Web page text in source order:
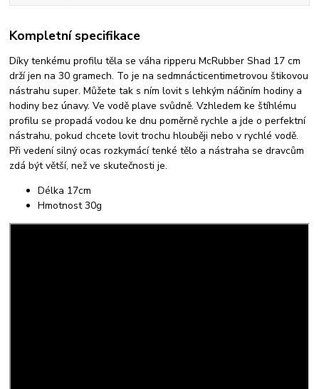
Kompletní specifikace
Díky tenkému profilu těla se váha ripperu McRubber Shad 17 cm
drží jen na 30 gramech. To je na sedmnácticentimetrovou štikovou
nástrahu super. Můžete tak s ním lovit s lehkým náčiním hodiny a
hodiny bez únavy. Ve vodě plave svůdně. Vzhledem ke štíhlému
profilu se propadá vodou ke dnu poměrně rychle a jde o perfektní
nástrahu, pokud chcete lovit trochu hlouběji nebo v rychlé vodě.
Při vedení silný ocas rozkymácí tenké tělo a nástraha se dravcům
zdá být větší, než ve skutečnosti je.
Délka 17cm
Hmotnost 30g